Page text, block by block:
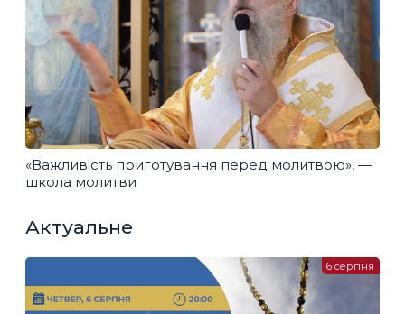
«Важливість приготування перед молитвою», —
школа молитви
Актуальне
6 серпня